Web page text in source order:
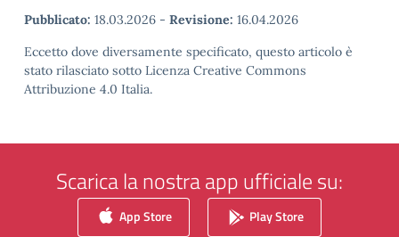
Pubblicato: 18.03.2026 - Revisione: 16.04.2026
Eccetto dove diversamente specificato, questo articolo è
stato rilasciato sotto Licenza Creative Commons
Attribuzione 4.0 Italia.
Scarica la nostra app ufficiale su:
App Store Play Store